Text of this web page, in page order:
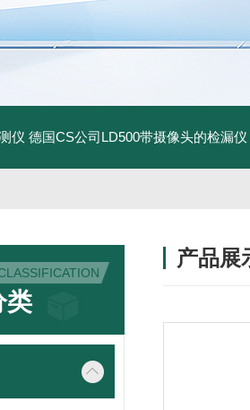
仪 德国CS公司LD500带摄像头的检漏仪
类
产品展